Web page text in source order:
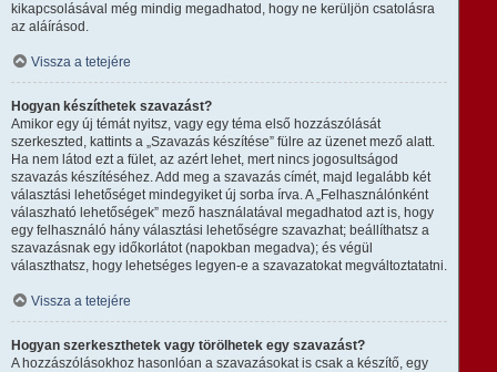
kikapcsolásával még mindig megadhatod, hogy ne kerüljön csatolásra
az aláírásod.
Vissza a tetejére
Hogyan készíthetek szavazást?
Amikor egy új témát nyitsz, vagy egy téma első hozzászólását
szerkeszted, kattints a „Szavazás készítése” fülre az üzenet mező alatt.
Ha nem látod ezt a fület, az azért lehet, mert nincs jogosultságod
szavazás készítéséhez. Add meg a szavazás címét, majd legalább két
választási lehetőséget mindegyiket új sorba írva. A „Felhasználónként
válaszható lehetőségek” mező használatával megadhatod azt is, hogy
egy felhasználó hány választási lehetőségre szavazhat; beállíthatsz a
szavazásnak egy időkorlátot (napokban megadva); és végül
választhatsz, hogy lehetséges legyen-e a szavazatokat megváltoztatatni.
Vissza a tetejére
Hogyan szerkeszthetek vagy törölhetek egy szavazást?
A hozzászólásokhoz hasonlóan a szavazásokat is csak a készítő, egy